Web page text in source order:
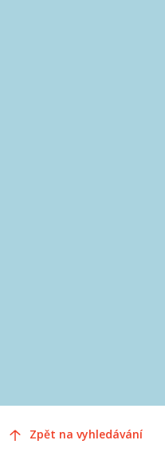
Zpět na vyhledávání